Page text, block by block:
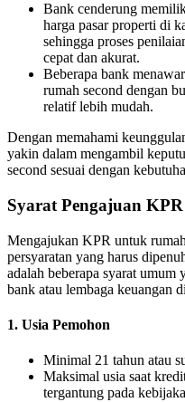
Bank cenderung
harga pasar properti di
sehingga proses
cepat dan akurat.
Beberapa bank
rumah second dengan
relatif lebih mudah.
Dengan memahami
yakin dalam mengambil
second sesuai dengan
Syarat Pengajuan
Mengajukan KPR untuk
persyaratan yang harus
adalah beberapa syarat umum
bank atau lembaga keuangan
1. Usia Pemohon
Minimal 21 tahun atau
Maksimal usia saat
tergantung pada